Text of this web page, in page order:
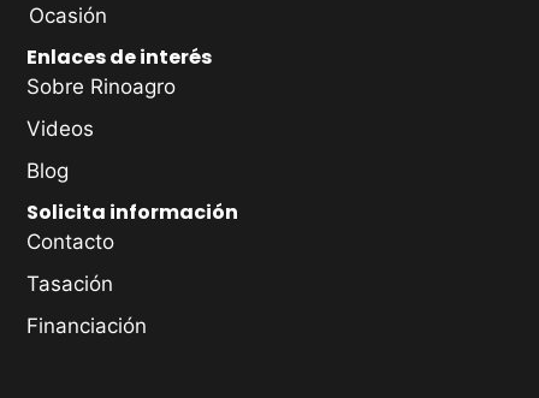
Ocasión
Enlaces de interés
Sobre Rinoagro
Videos
Blog
Solicita información
Contacto
Tasación
Financiación